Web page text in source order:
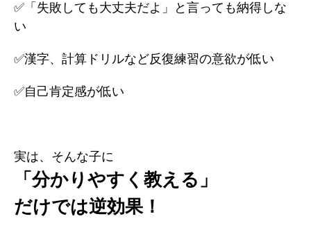
✅「失敗しても大丈夫だよ」と言っても納得しな
い
✅漢字、計算ドリルなど反復練習の意欲が低い
✅自己肯定感が低い
実は、そんな子に
「分かりやすく教える」
だけでは逆効果！